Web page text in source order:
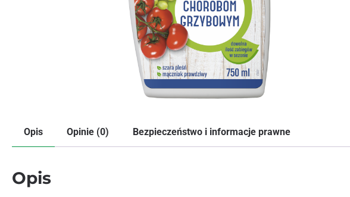
Opis Opinie (0) Bezpieczeństwo i informacje prawne
Opis